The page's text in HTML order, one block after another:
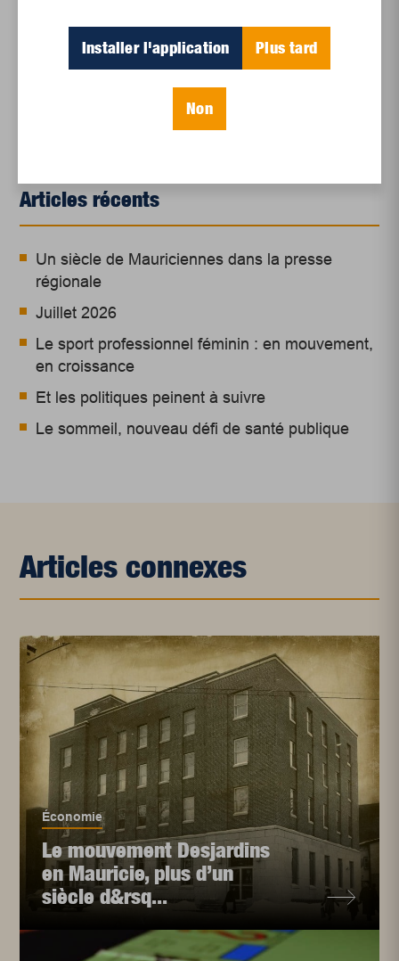
Rapport annuel 2016, Caisse d’économie
solidaire Desjardins.
Articles récents
Un siècle de Mauriciennes dans la presse
régionale
Juillet 2026
Le sport professionnel féminin : en mouvement,
en croissance
Et les politiques peinent à suivre
Le sommeil, nouveau défi de santé publique
Articles connexes
Économie
Le mouvement Desjardins
en Mauricie, plus d’un
siècle d&rsq...
Installer l'application Plus tard
Non